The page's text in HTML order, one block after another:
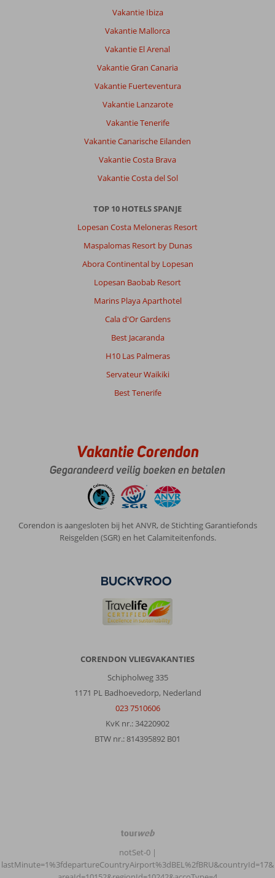
Vakantie Ibiza
Vakantie Mallorca
Vakantie El Arenal
Vakantie Gran Canaria
Vakantie Fuerteventura
Vakantie Lanzarote
Vakantie Tenerife
Vakantie Canarische Eilanden
Vakantie Costa Brava
Vakantie Costa del Sol
TOP 10 HOTELS SPANJE
Lopesan Costa Meloneras Resort
Maspalomas Resort by Dunas
Abora Continental by Lopesan
Lopesan Baobab Resort
Marins Playa Aparthotel
Cala d'Or Gardens
Best Jacaranda
H10 Las Palmeras
Servateur Waikiki
Best Tenerife
Vakantie Corendon
Gegarandeerd veilig boeken en betalen
Corendon is aangesloten bij het ANVR, de Stichting Garantiefonds
Reisgelden (SGR) en het Calamiteitenfonds.
CORENDON VLIEGVAKANTIES
Schipholweg 335
1171 PL Badhoevedorp, Nederland
023 7510606
KvK nr.: 34220902
BTW nr.: 814395892 B01
TourWeb
©
NetMatch
notSet-0 |
lastMinute=1%3fdepartureCountryAirport%3dBEL%2fBRU&countryId=17&